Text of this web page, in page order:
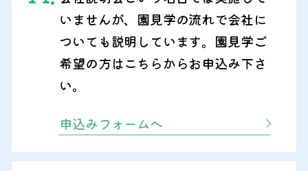
いませんが、園見学の流れで会社に
ついても説明しています。園見学ご
希望の方はこちらからお申込み下さ
い。
申込みフォームへ